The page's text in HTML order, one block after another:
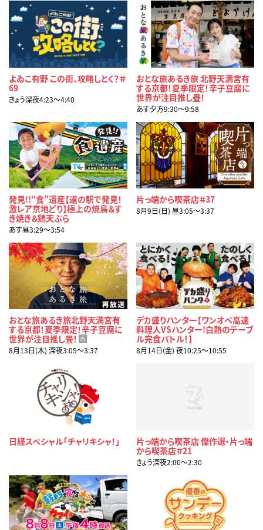
よゐこ有野 この街、攻略しとく？＃
69
きょう深夜4:23〜4:40
おとな旅あるき旅 北野天満宮有
する京都！夏季限定！辛子豆腐に
世界が注目推し畳！
あす夕方9:30〜9:58
発見!!“食”遺産【道の駅で発見！
激レア京地どり】極上の焼鳥＆す
き焼き＆鶏天ぷら
あす昼3:29〜3:54
片っ端から喫茶店＃37
8月9日(日) 昼3:05〜3:37
おとな旅あるき旅北野天満宮有
する京都！夏季限定！辛子豆腐に
世界が注目推し畳！ 再
8月13日(木) 深夜3:05〜3:37
デカ盛りハンター【ワンオペ高速
料理人VSハンター!白熱のテーブ
ル完食バトル！】
8月14日(金) 夜10:25〜10:55
日経スペシャル「チャリキシャ！」
片っ端から喫茶店 傑作選・片っ端
から喫茶店＃21
きょう深夜2:00〜2:30